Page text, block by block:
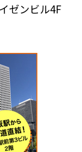
ゼンビル4F